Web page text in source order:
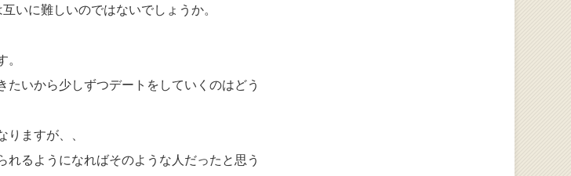
いに難しいのではないでしょうか。
いから少しずつデートをしていくのはどう
ますが、、
るようになればそのような人だったと思う